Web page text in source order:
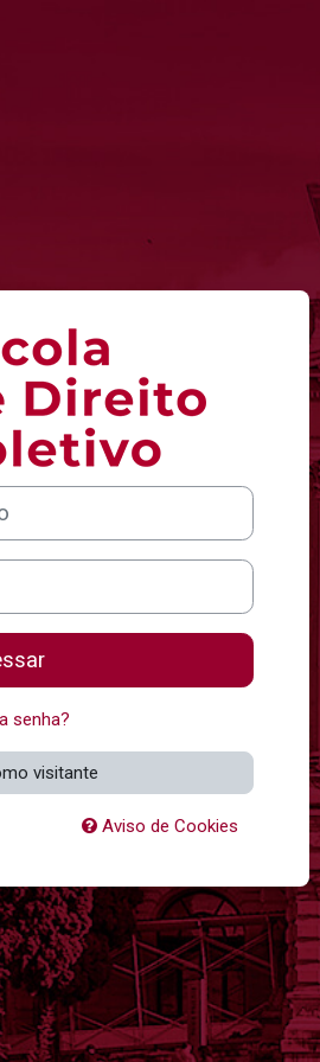
Acesso a ESCOLA
senha?
visitante
Aviso de Cookies